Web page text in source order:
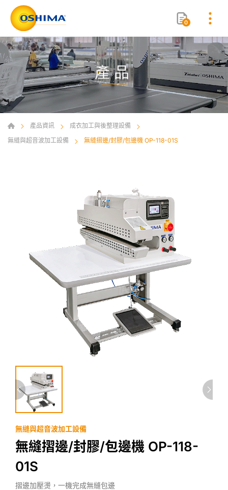
0
產品
產品資訊
成衣加工與後整理設備
無縫與超音波加工設備
無縫摺邊/封膠/包邊機 OP-118-01S
無縫與超音波加工設備
無縫摺邊/封膠/包邊機 OP-118-
01S
摺邊加壓燙，一機完成無縫包邊